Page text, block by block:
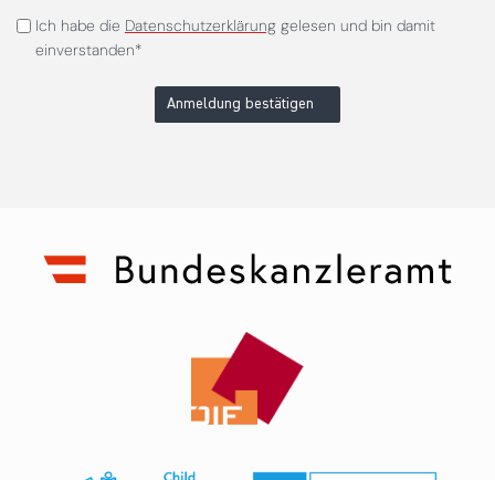
Ich habe die Datenschutzerklärunggelesen und bin damit
einverstanden*
Anmeldung bestätigen